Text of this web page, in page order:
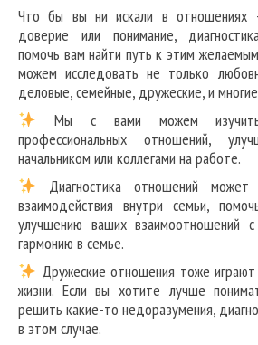
Что бы вы ни искали в отношениях
доверие или понимание,
помочь вам найти путь к этим
можем исследовать не только
деловые, семейные, дружеские, и
Мы с вами можем изучить
профессиональных отношений,
начальником или коллегами на работе.
Диагностика отношений может
взаимодействия внутри семьи,
улучшению ваших взаимоотношений
гармонию в семье.
Дружеские отношения тоже
жизни. Если вы хотите лучше
решить какие-то недоразумения,
в этом случае.